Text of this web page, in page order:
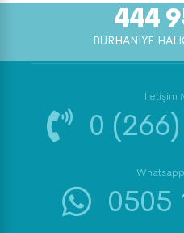
444
BURHANİYE
İletişim
0
Whatsapp
0505